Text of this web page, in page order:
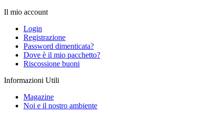
Il mio account
Login
Registrazione
Password dimenticata?
Dove è il mio pacchetto?
Riscossione buoni
Informazioni Utili
Magazine
Noi e il nostro ambiente